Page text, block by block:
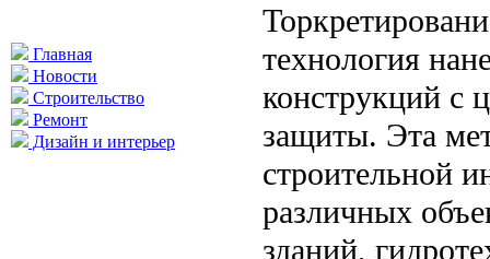
Главная
Новости
Строительство
Ремонт
Дизайн и интерьер
технология
конструкций с
защиты. Эта
строительной
различных
зданий,